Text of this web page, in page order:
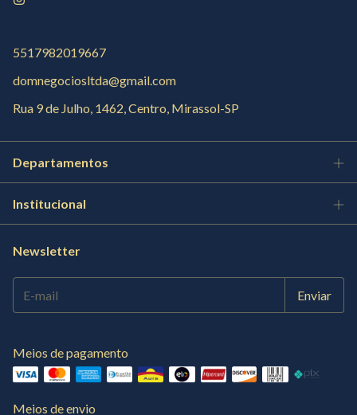
5517982019667
domnegociosltda@gmail.com
Rua 9 de Julho, 1462, Centro, Mirassol-SP
Departamentos
Institucional
Newsletter
Meios de pagamento
Meios de envio